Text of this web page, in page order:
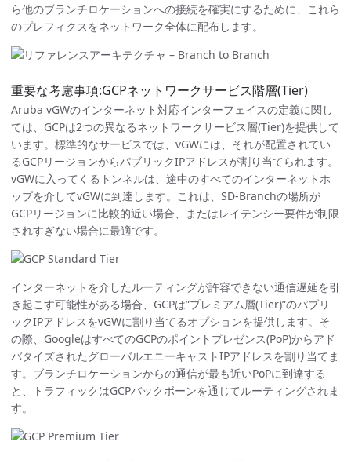
ら他のブランチロケーションへの接続を確実にするために、これら
のプレフィクスをネットワーク全体に配布します。
重要な考慮事項:GCPネットワークサービス階層(Tier)
Aruba vGWのインターネット対応インターフェイスの定義に関し
ては、GCPは2つの異なるネットワークサービス層(Tier)を提供して
います。標準的なサービスでは、vGWには、それが配置されてい
るGCPリージョンからパブリックIPアドレスが割り当てられます。
vGWに入ってくるトンネルは、途中のすべてのインターネットホ
ップを介してvGWに到達します。これは、SD-Branchの場所が
GCPリージョンに比較的近い場合、またはレイテンシー要件が制限
されすぎない場合に最適です。
インターネットを介したルーティングが許容できない通信遅延を引
き起こす可能性がある場合、GCPは”プレミアム層(Tier)”のパブリ
ックIPアドレスをvGWに割り当てるオプションを提供します。そ
の際、GoogleはすべてのGCPのポイントプレゼンス(PoP)からアド
バタイズされたグローバルエニーキャストIPアドレスを割り当てま
す。ブランチロケーションからの通信が最も近いPoPに到達する
と、トラフィックはGCPバックボーンを通じてルーティングされま
す。